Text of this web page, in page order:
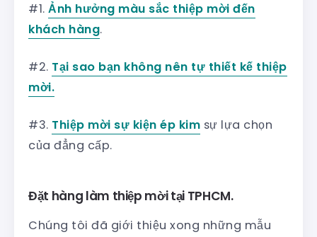
#1. Ảnh hưởng màu sắc thiệp mời đến
khách hàng.
#2. Tại sao bạn không nên tự thiết kế thiệp
mời.
#3. Thiệp mời sự kiện ép kim sự lựa chọn
của đẳng cấp.
Đặt hàng làm thiệp mời tại TPHCM.
Chúng tôi đã giới thiệu xong những mẫu